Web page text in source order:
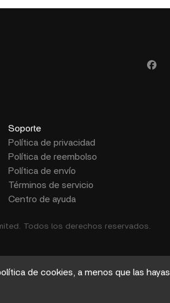
de cookies, a menos que las
Soporte
Política de privacidad
Política de reembolso
Política de envío
Términos de servicio
Centro de ayuda
Todos los derechos reservados.